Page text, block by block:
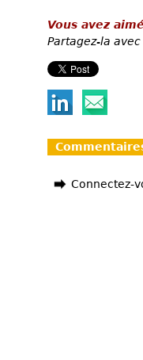
Vous avez
Partagez-la
Connectez-